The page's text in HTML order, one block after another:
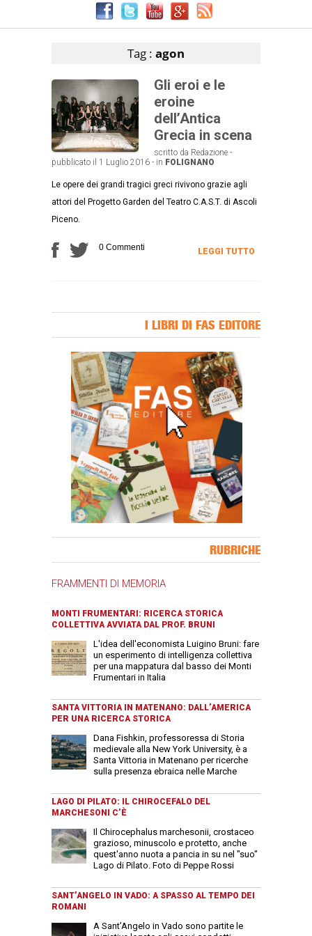
Tag : agon
Gli eroi e le
eroine
dell’Antica
Grecia in scena
scritto da Redazione -
pubblicato il 1 Luglio 2016 - in FOLIGNANO
Le opere dei grandi tragici greci rivivono grazie agli
attori del Progetto Garden del Teatro C.A.S.T. di Ascoli
Piceno.
0 Commenti LEGGI TUTTO
I LIBRI DI FAS EDITORE
RUBRICHE
FRAMMENTI DI MEMORIA
MONTI FRUMENTARI: RICERCA STORICA
COLLETTIVA AVVIATA DAL PROF. BRUNI
L'idea dell'economista Luigino Bruni: fare
un esperimento di intelligenza collettiva
per una mappatura dal basso dei Monti
Frumentari in Italia
SANTA VITTORIA IN MATENANO: DALL’AMERICA
PER UNA RICERCA STORICA
Dana Fishkin, professoressa di Storia
medievale alla New York University, è a
Santa Vittoria in Matenano per ricerche
sulla presenza ebraica nelle Marche
LAGO DI PILATO: IL CHIROCEFALO DEL
MARCHESONI C’È
Il Chirocephalus marchesonii, crostaceo
grazioso, minuscolo e protetto, anche
quest'anno nuota a pancia in su nel "suo"
Lago di Pilato. Foto di Peppe Rossi
SANT’ANGELO IN VADO: A SPASSO AL TEMPO DEI
ROMANI
A Sant’Angelo in Vado sono partite le